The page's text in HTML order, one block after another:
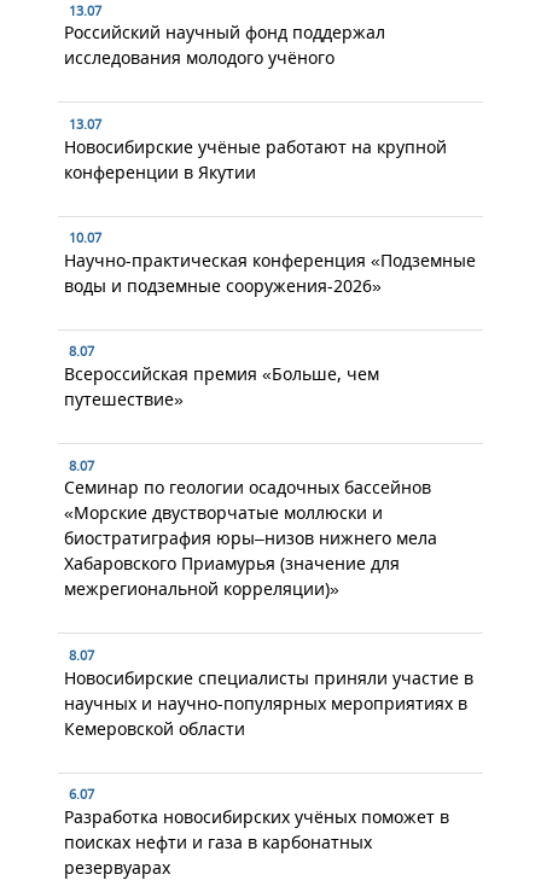
13.07
Российский научный фонд поддержал
исследования молодого учёного
13.07
Новосибирские учёные работают на крупной
конференции в Якутии
10.07
Научно-практическая конференция «Подземные
воды и подземные сооружения-2026»
8.07
Всероссийская премия «Больше, чем
путешествие»
8.07
Семинар по геологии осадочных бассейнов
«Морские двустворчатые моллюски и
биостратиграфия юры–низов нижнего мела
Хабаровского Приамурья (значение для
межрегиональной корреляции)»
8.07
Новосибирские специалисты приняли участие в
научных и научно-популярных мероприятиях в
Кемеровской области
6.07
Разработка новосибирских учёных поможет в
поисках нефти и газа в карбонатных
резервуарах